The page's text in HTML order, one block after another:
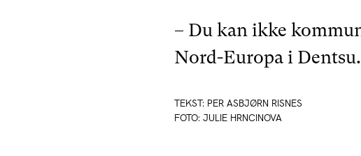
TEKST: PER ASBJØRN RISNES
FOTO: JULIE HRNCINOVA
– Du kan ikke
Nord-Europa i Dentsu.